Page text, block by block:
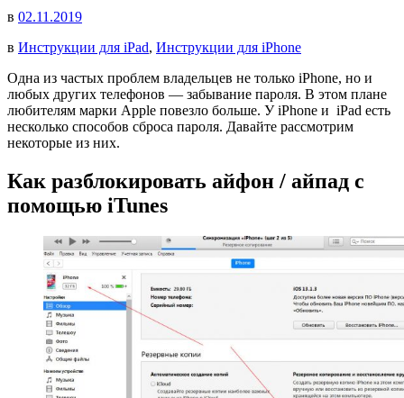
в 02.11.2019
в Инструкции для iPad, Инструкции для iPhone
Одна из частых проблем владельцев не только iPhone, но и
любых других телефонов — забывание пароля. В этом плане
любителям марки Apple повезло больше. У iPhone и iPad есть
несколько способов сброса пароля. Давайте рассмотрим
некоторые из них.
Как разблокировать айфон / айпад с
помощью iTunes